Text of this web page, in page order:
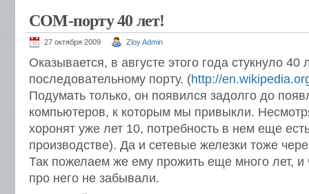
COM-порту 40 лет!
27 октября 2009 Zloy Admin
Оказывается, в августе этого года стукнуло
последовательному порту. (http://
Подумать только, он появился задолго до
компьютеров, к которым мы привыкли.
хоронят уже лет 10, потребность в нем еще
производстве). Да и сетевые железки тоже
Так пожелаем же ему прожить еще много лет, и
про него не забывали.